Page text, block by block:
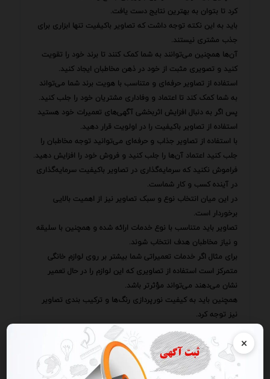
×
کرد تا بتوان به بهترین نتایج دست یافت.
باید به این نکته توجه داشت که تصاویر باکیفیت تنها ابزاری برای
جذب مشتری نیستند.
آن‌ها همچنین می‌توانند به شما کمک کنند تا برند خود را تقویت
کنید و تصویری مثبت از خود در ذهن مخاطبان ایجاد کنید.
استفاده از تصاویر حرفه‌ای و متناسب با هویت برند شما می‌تواند
به شما کمک کند تا اعتماد و وفاداری مشتریان خود را جلب کنید.
پس اگر به دنبال افزایش اثربخشی آگهی‌های تعمیرات خود هستید
استفاده از تصاویر باکیفیت را در اولویت قرار دهید.
با استفاده از تصاویر جذاب و حرفه‌ای می‌توانید توجه مخاطبان را
جلب کنید اعتماد آن‌ها را جلب کنید و فروش خود را افزایش دهید.
فراموش نکنید که سرمایه‌گذاری در تصاویر باکیفیت سرمایه‌گذاری
در آینده کسب و کار شماست.
در این میان انتخاب نوع و سبک تصاویر نیز از اهمیت بالایی
برخوردار است.
تصاویر باید متناسب با نوع خدمات ارائه شده و همچنین با سلیقه
و نیاز مخاطبان هدف انتخاب شوند.
برای مثال اگر خدمات تعمیراتی شما بیشتر بر روی لوازم خانگی
متمرکز است استفاده از تصاویری که این لوازم را در حال تعمیر
نشان می‌دهند می‌تواند مؤثرتر باشد.
همچنین باید به کیفیت نورپردازی رنگ‌ها و ترکیب بندی تصاویر
نیز توجه کرد.
تصاویر باید دارای نورپردازی مناسب رنگ‌های جذاب و ترکیب بندی
حرفه‌ای باشند تا بتوانند توجه مخاطب را به خود جلب کنند و پیام
مورد نظر را به طور مؤثرتری منتقل کنند.
علاوه بر این استفاده از تصاویر واقعی و بدون دستکاری زیاد